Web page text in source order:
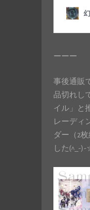
ーーー
事後通販
品切れし
イル」と
レーディ
ダー（2
した(^_-